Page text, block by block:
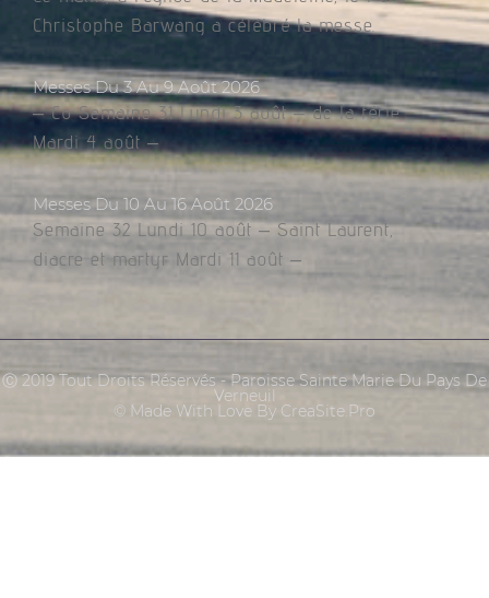
Christophe Barwang a célébré la messe.
Messes Du 3 Au 9 Août 2026
– Co Semaine 31 Lundi 3 août – de la férie
Mardi 4 août –
Messes Du 10 Au 16 Août 2026
Semaine 32 Lundi 10 août – Saint Laurent,
diacre et martyr Mardi 11 août –
Ⓒ 2019 Tout Droits Réservés - Paroisse Sainte Marie Du Pays De
Verneuil
© Made With Love By CreaSite.Pro